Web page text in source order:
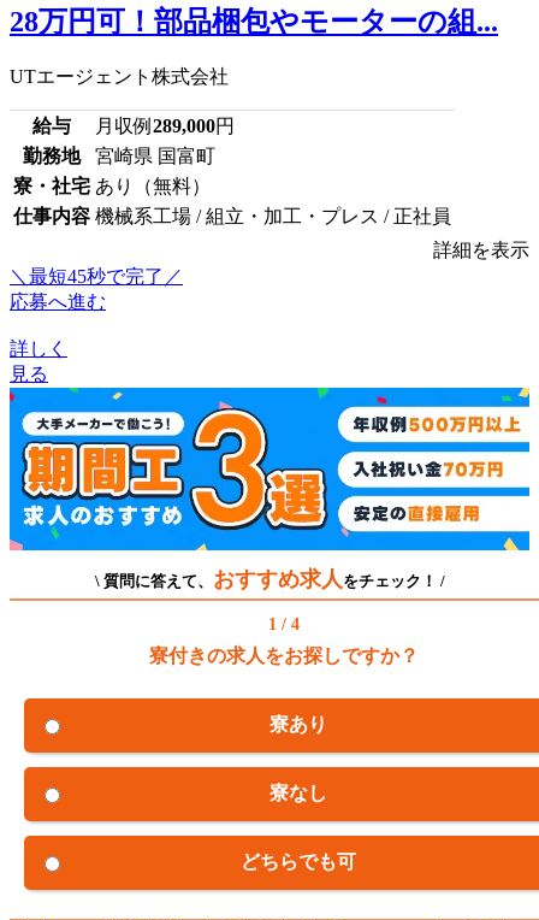
28万円可！部品梱包やモーターの組...
UTエージェント株式会社
給与 月収例 289,000円
勤務地
宮崎県 国富町
寮・社宅 あり（無料）
仕事内容 機械系工場 / 組立・加工・プレス / 正社員
詳細を表示
＼最短45秒で完了／
応募へ進む
詳しく
見る
\ 質問に答えて、 おすすめ求人 をチェック！ /
1 / 4
寮付きの求人をお探しですか？
寮あり
寮なし
どちらでも可